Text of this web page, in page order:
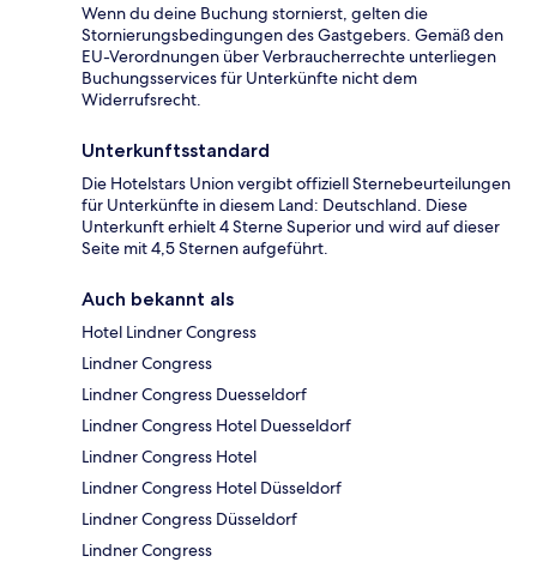
Wenn du deine Buchung stornierst, gelten die
Stornierungsbedingungen des Gastgebers. Gemäß den
EU-Verordnungen über Verbraucherrechte unterliegen
Buchungsservices für Unterkünfte nicht dem
Widerrufsrecht.
Unterkunftsstandard
Die Hotelstars Union vergibt offiziell Sternebeurteilungen
für Unterkünfte in diesem Land: Deutschland. Diese
Unterkunft erhielt 4 Sterne Superior und wird auf dieser
Seite mit 4,5 Sternen aufgeführt.
Auch bekannt als
Hotel Lindner Congress
Lindner Congress
Lindner Congress Duesseldorf
Lindner Congress Hotel Duesseldorf
Lindner Congress Hotel
Lindner Congress Hotel Düsseldorf
Lindner Congress Düsseldorf
Lindner Congress